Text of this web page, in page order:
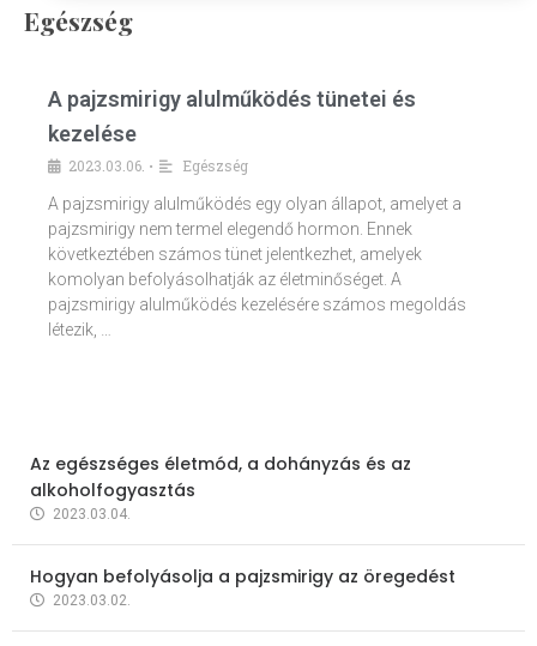
Egészség
A pajzsmirigy alulműködés tünetei és
kezelése
2023.03.06. •
Egészség
A pajzsmirigy alulműködés egy olyan állapot, amelyet a
pajzsmirigy nem termel elegendő hormon. Ennek
következtében számos tünet jelentkezhet, amelyek
komolyan befolyásolhatják az életminőséget. A
pajzsmirigy alulműködés kezelésére számos megoldás
létezik, …
Az egészséges életmód, a dohányzás és az
alkoholfogyasztás
2023.03.04.
Hogyan befolyásolja a pajzsmirigy az öregedést
2023.03.02.